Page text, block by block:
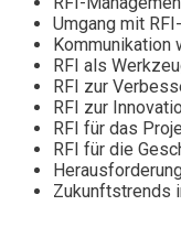
Umgang mit
Kommunikation
RFI als
RFI zur
RFI zur
RFI für das
RFI für die
Zukunftstrends